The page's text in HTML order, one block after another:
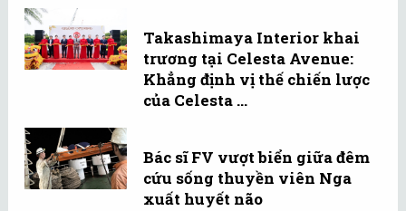
Takashimaya Interior khai
trương tại Celesta Avenue:
Khẳng định vị thế chiến lược
của Celesta ...
Bác sĩ FV vượt biển giữa đêm
cứu sống thuyền viên Nga
xuất huyết não